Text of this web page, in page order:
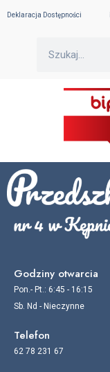
Deklaracja Dostępności
Godziny otwarcia
Pon.- Pt.: 6:45 - 16:15
Sb. Nd - Nieczynne
Telefon
62 78 231 67